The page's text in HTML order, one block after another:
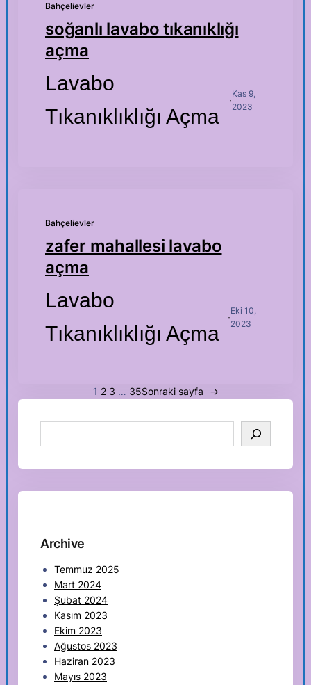
Bahçelievler
soğanlı lavabo tıkanıklığı
açma
Lavabo
Tıkanıklıklığı Açma
·
Kas 9,
2023
Bahçelievler
zafer mahallesi lavabo
açma
Lavabo
Tıkanıklıklığı Açma
·
Eki 10,
2023
1 2 3 … 35Sonraki sayfa →
e
c
Archive
Temmuz 2025
Mart 2024
Şubat 2024
Kasım 2023
Ekim 2023
Ağustos 2023
Haziran 2023
Mayıs 2023